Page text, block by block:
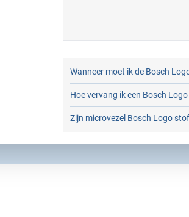
Wanneer moet ik de Bosch
Hoe vervang ik een Bosch
Zijn microvezel Bosch Logo